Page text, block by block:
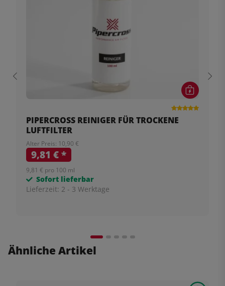
PIPERCROSS REINIGER FÜR TROCKENE
LUFTFILTER
Alter Preis: 10,90 €
9,81 €*
9,81 € pro 100 ml
Sofort lieferbar
Lieferzeit: 2 - 3 Werktage
Ähnliche Artikel